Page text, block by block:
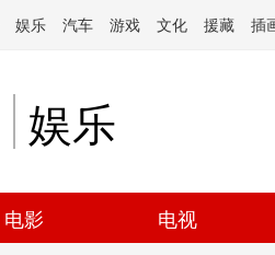
娱乐 汽车 游戏 文化 援藏 插
娱乐
电影 电视